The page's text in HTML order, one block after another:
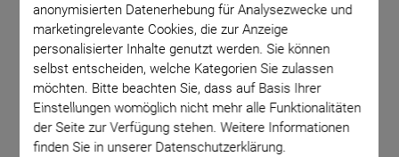
anonymisierten Datenerhebung für Analysezwecke und
marketingrelevante Cookies, die zur Anzeige
personalisierter Inhalte genutzt werden. Sie können
selbst entscheiden, welche Kategorien Sie zulassen
möchten. Bitte beachten Sie, dass auf Basis Ihrer
Einstellungen womöglich nicht mehr alle Funktionalitäten
der Seite zur Verfügung stehen. Weitere Informationen
finden Sie in unserer Datenschutzerklärung.